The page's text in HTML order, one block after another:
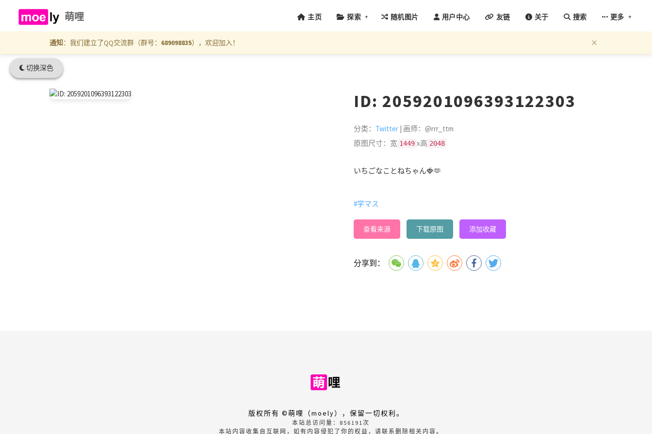
切换深色
萌哩 主页 探索 + 随机图片 用户中心 友链 关于 搜索 更多 +
通知：我们建立了QQ交流群（群号： 689098835），欢迎加入！ ×
ID: 2059201096393122303
分类： Twitter | 画师：@rrr_ttm
原图尺寸：宽 1449 x高 2048
いちごなことねちゃん🍓🫶
#学マス
查看来源 下载原图 添加收藏
分享到：
版权所有 ©萌哩（moely），保留一切权利。
本站总访问量： 856191次
本站内容收集自互联网，如有内容侵犯了你的权益，请联系删除相关内容。